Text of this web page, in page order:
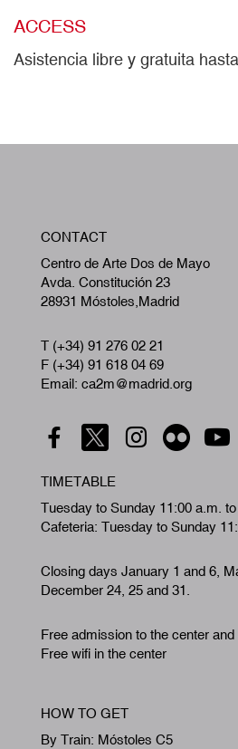
ACCESS
Asistencia libre y gratuita
CONTACT
Centro de Arte Dos de Mayo
Avda. Constitución 23
28931 Móstoles,Madrid
T (+34) 91 276 02 21
F (+34) 91 618 04 69
Email: ca2m@madrid.org
TIMETABLE
Tuesday to Sunday 11:00 a.m. to
Cafeteria: Tuesday to Sunday
Closing days January 1 and 6,
December 24, 25 and 31.
Free admission to the center and
Free wifi in the center
HOW TO GET
By Train: Móstoles C5